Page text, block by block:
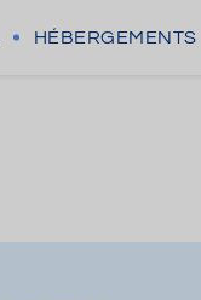
HÉBERGEMENTS